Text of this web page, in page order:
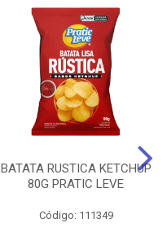
BATATA RUSTICA KETCHUP
80G PRATIC LEVE
Código: 111349